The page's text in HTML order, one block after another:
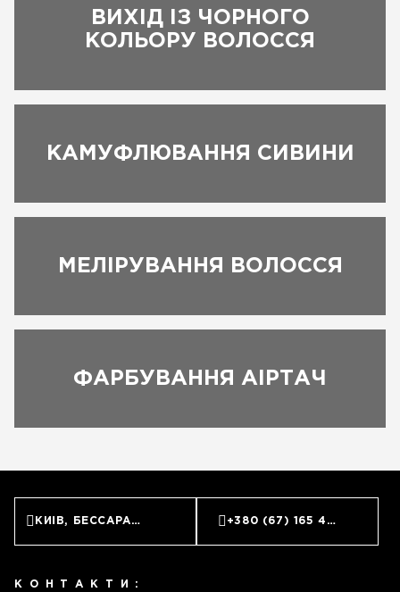
ВИХІД ІЗ ЧОРНОГО
КОЛЬОРУ ВОЛОССЯ
КАМУФЛЮВАННЯ СИВИНИ
МЕЛІРУВАННЯ ВОЛОССЯ
ФАРБУВАННЯ АІРТАЧ
КИЇВ, БЕССАРАБСЬКА ПЛОЩА, 7 +380 (67) 165 45 45
КОНТАКТИ: